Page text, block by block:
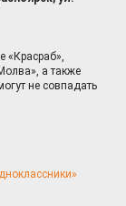
«Красраб»,
а также
не совпадать